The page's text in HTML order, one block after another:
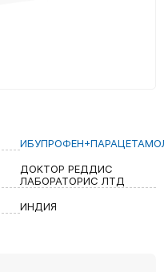
ДОКТОР РЕДДИС
ЛАБОРАТОРИС ЛТД
ИНДИЯ